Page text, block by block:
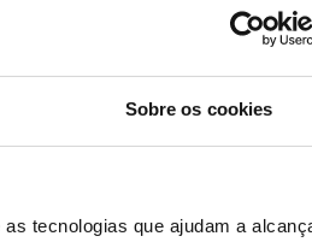
Sobre os cookies
tecnologias que ajudam a